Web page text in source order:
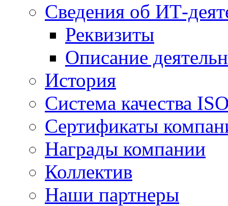
Сведения об ИТ-
Реквизиты
Описание
История
Система качества
Сертификаты
Награды компании
Коллектив
Наши партнеры